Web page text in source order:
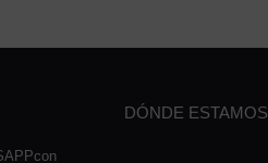
DÓNDE ESTAMOS